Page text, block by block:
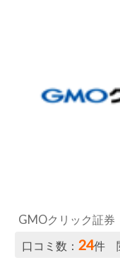
GMOクリック証券
口コミ数：24件